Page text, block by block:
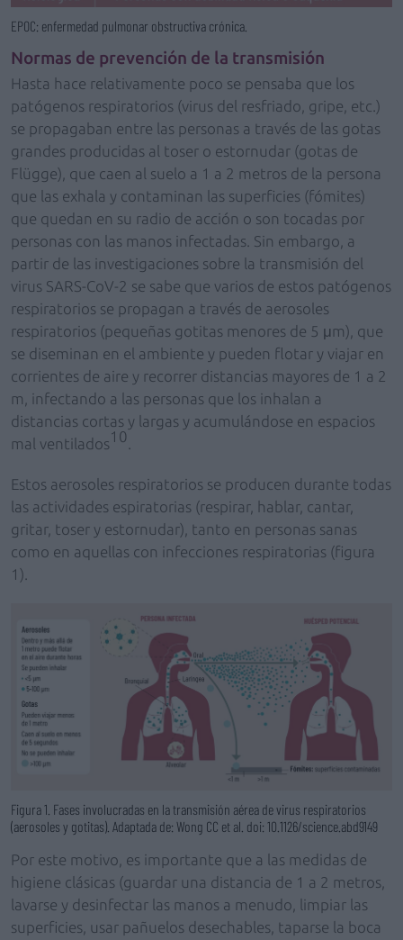
EPOC: enfermedad pulmonar obstructiva crónica.
Normas de prevención de la transmisión
Hasta hace relativamente poco se pensaba que los
patógenos respiratorios (virus del resfriado, gripe, etc.)
se propagaban entre las personas a través de las gotas
grandes producidas al toser o estornudar (gotas de
Flügge), que caen al suelo a 1 a 2 metros de la persona
que las exhala y contaminan las superficies (fómites)
que quedan en su radio de acción o son tocadas por
personas con las manos infectadas. Sin embargo, a
partir de las investigaciones sobre la transmisión del
virus SARS-CoV-2 se sabe que varios de estos patógenos
respiratorios se propagan a través de aerosoles
respiratorios (pequeñas gotitas menores de 5 μm), que
se diseminan en el ambiente y pueden flotar y viajar en
corrientes de aire y recorrer distancias mayores de 1 a 2
m, infectando a las personas que los inhalan a
distancias cortas y largas y acumulándose en espacios
mal ventilados10
Estos aerosoles respiratorios se producen durante todas
las actividades espiratorias (respirar, hablar, cantar,
gritar, toser y estornudar), tanto en personas sanas
como en aquellas con infecciones respiratorias (figura
1).
Figura 1. Fases involucradas en la transmisión aérea de virus respiratorios
(aerosoles y gotitas). Adaptada de: Wong CC et al. doi: 10.1126/science.abd9149
Por este motivo, es importante que a las medidas de
higiene clásicas (guardar una distancia de 1 a 2 metros,
lavarse y desinfectar las manos a menudo, limpiar las
superficies, usar pañuelos desechables, taparse la boca